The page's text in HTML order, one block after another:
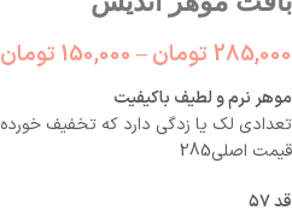
285,000 تومان–
150,000 تومان
موهر نرم و لطیف باکیفیت
تعدادی لک یا زدگی دارد که تخفیف خورده
قیمت اصلی285
قد ۵۷